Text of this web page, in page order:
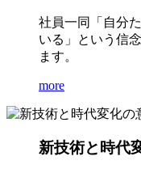
社員一同「自分
いる」という信
ます。
more
新技術と時代